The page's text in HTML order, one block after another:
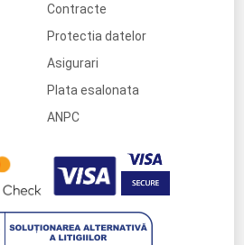
Contracte
Protectia datelor
Asigurari
Plata esalonata
ANPC